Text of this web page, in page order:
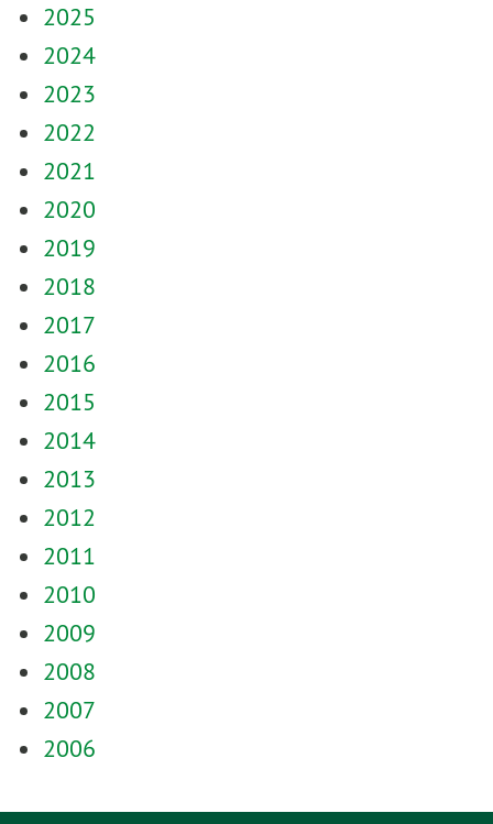
2025
2024
2023
2022
2021
2020
2019
2018
2017
2016
2015
2014
2013
2012
2011
2010
2009
2008
2007
2006